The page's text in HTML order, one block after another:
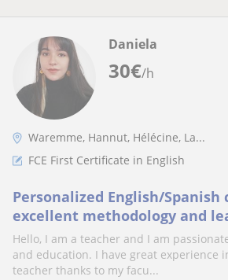
30€/h
Daniela
Waremme, Hannut, Hélécine, La...
FCE First Certificate in English
Personalized English/Spanish
excellent methodology and
Hello, I am a teacher and I am
and education. I have great experience
teacher thanks to my facu...